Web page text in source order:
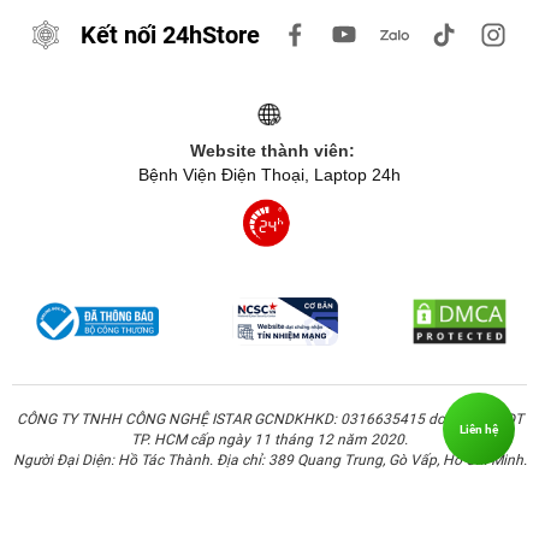
Kết nối 24hStore
Website thành viên:
Bệnh Viện Điện Thoại, Laptop 24h
CÔNG TY TNHH CÔNG NGHỆ ISTAR GCNDKHKD: 0316635415 do Sở KH & ĐT
TP. HCM cấp ngày 11 tháng 12 năm 2020.
Người Đại Diện: Hồ Tác Thành. Địa chỉ: 389 Quang Trung, Gò Vấp, Hồ Chí Minh.
Liên hệ